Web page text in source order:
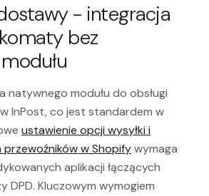
- integracja
bez
natywnego modułu do obsługi
InPost, co jest standardem w
ustawienie opcji wysyłki i
w Shopifywymaga
aplikacji łączących
DPD. Kluczowym wymogiem